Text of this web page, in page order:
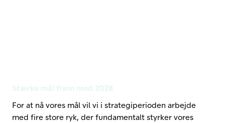
Stærke mål frem mod 2028
For at nå vores mål vil vi i strategiperioden arbejde
med fire store ryk, der fundamentalt styrker vores